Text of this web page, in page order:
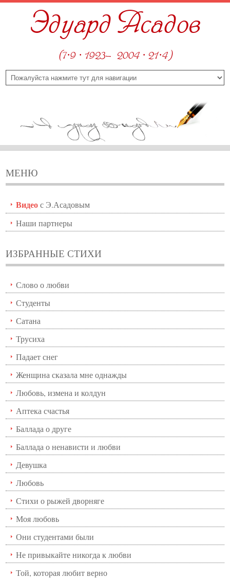
Эдуард Асадов
(7·9 · 1923—2004 · 21·4)
МЕНЮ
Видеос Э.Асадовым
Наши партнеры
ИЗБРАННЫЕ СТИХИ
Слово о любви
Студенты
Сатана
Трусиха
Падает снег
Женщина сказала мне однажды
Любовь, измена и колдун
Аптека счастья
Баллада о друге
Баллада о ненависти и любви
Девушка
Любовь
Стихи о рыжей дворняге
Моя любовь
Они студентами были
Не привыкайте никогда к любви
Той, которая любит верно